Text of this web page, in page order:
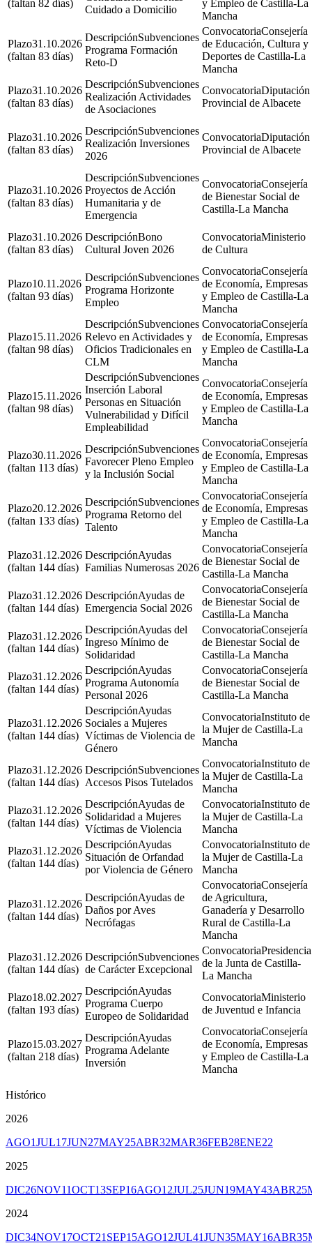
(faltan 82 días)
Cuidado a Domicilio
y Empleo de Castilla-La
Mancha
31.10.2026
(faltan 83 días)
Subvenciones
Programa Formación
Reto-D
Consejería
de Educación, Cultura y
Deportes de Castilla-La
Mancha
31.10.2026
(faltan 83 días)
Subvenciones
Realización Actividades
de Asociaciones
Diputación
Provincial de Albacete
31.10.2026
(faltan 83 días)
Subvenciones
Realización Inversiones
2026
Diputación
Provincial de Albacete
31.10.2026
(faltan 83 días)
Subvenciones
Proyectos de Acción
Humanitaria y de
Emergencia
Consejería
de Bienestar Social de
Castilla-La Mancha
31.10.2026
(faltan 83 días)
Bono
Cultural Joven 2026
Ministerio
de Cultura
10.11.2026
(faltan 93 días)
Subvenciones
Programa Horizonte
Empleo
Consejería
de Economía, Empresas
y Empleo de Castilla-La
Mancha
15.11.2026
(faltan 98 días)
Subvenciones
Relevo en Actividades y
Oficios Tradicionales en
CLM
Consejería
de Economía, Empresas
y Empleo de Castilla-La
Mancha
15.11.2026
(faltan 98 días)
Subvenciones
Inserción Laboral
Personas en Situación
Vulnerabilidad y Difícil
Empleabilidad
Consejería
de Economía, Empresas
y Empleo de Castilla-La
Mancha
30.11.2026
(faltan 113 días)
Subvenciones
Favorecer Pleno Empleo
y la Inclusión Social
Consejería
de Economía, Empresas
y Empleo de Castilla-La
Mancha
20.12.2026
(faltan 133 días)
Subvenciones
Programa Retorno del
Talento
Consejería
de Economía, Empresas
y Empleo de Castilla-La
Mancha
31.12.2026
(faltan 144 días)
Ayudas
Familias Numerosas 2026
Consejería
de Bienestar Social de
Castilla-La Mancha
31.12.2026
(faltan 144 días)
Ayudas de
Emergencia Social 2026
Consejería
de Bienestar Social de
Castilla-La Mancha
31.12.2026
(faltan 144 días)
Ayudas del
Ingreso Mínimo de
Solidaridad
Consejería
de Bienestar Social de
Castilla-La Mancha
31.12.2026
(faltan 144 días)
Ayudas
Programa Autonomía
Personal 2026
Consejería
de Bienestar Social de
Castilla-La Mancha
31.12.2026
(faltan 144 días)
Ayudas
Sociales a Mujeres
Víctimas de Violencia de
Género
Instituto de
la Mujer de Castilla-La
Mancha
31.12.2026
(faltan 144 días)
Subvenciones
Accesos Pisos Tutelados
Instituto de
la Mujer de Castilla-La
Mancha
31.12.2026
(faltan 144 días)
Ayudas de
Solidaridad a Mujeres
Víctimas de Violencia
Instituto de
la Mujer de Castilla-La
Mancha
31.12.2026
(faltan 144 días)
Ayudas
Situación de Orfandad
por Violencia de Género
Instituto de
la Mujer de Castilla-La
Mancha
31.12.2026
(faltan 144 días)
Ayudas de
Daños por Aves
Necrófagas
Consejería
de Agricultura,
Ganadería y Desarrollo
Rural de Castilla-La
Mancha
31.12.2026
(faltan 144 días)
Subvenciones
de Carácter Excepcional
Presidencia
de la Junta de Castilla-
La Mancha
18.02.2027
(faltan 193 días)
Ayudas
Programa Cuerpo
Europeo de Solidaridad
Ministerio
de Juventud e Infancia
15.03.2027
(faltan 218 días)
Ayudas
Programa Adelante
Inversión
Consejería
de Economía, Empresas
y Empleo de Castilla-La
Mancha
Histórico
2026
AGO1JUL17JUN27MAY25ABR32MAR36FEB28ENE22
2025
DIC26NOV11OCT13SEP16AGO12JUL25JUN19MAY43ABR25
2024
DIC34NOV17OCT21SEP15AGO12JUL41JUN35MAY16ABR35